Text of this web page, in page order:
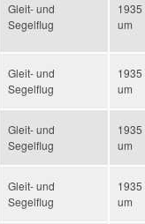
Gleit- und
Segelflug
1935
um
Gleit- und
Segelflug
1935
um
Gleit- und
Segelflug
1935
um
Gleit- und
Segelflug
1935
um